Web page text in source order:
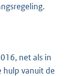
net als in
hulp vanuit de